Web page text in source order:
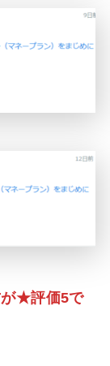
が★評価5で